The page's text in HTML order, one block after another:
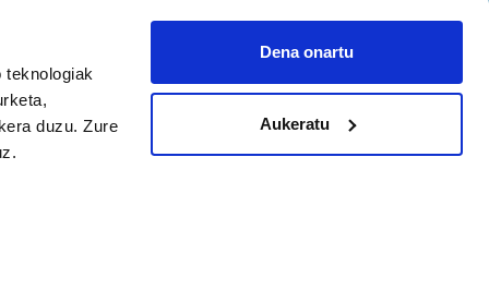
duzu. Zure
Dena onartu
Aukeratu
Cookieak